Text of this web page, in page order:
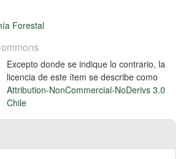
Forestal
Excepto donde se indique lo contrario, la
licencia de este ítem se describe como
Attribution-NonCommercial-NoDerivs 3.0
Chile